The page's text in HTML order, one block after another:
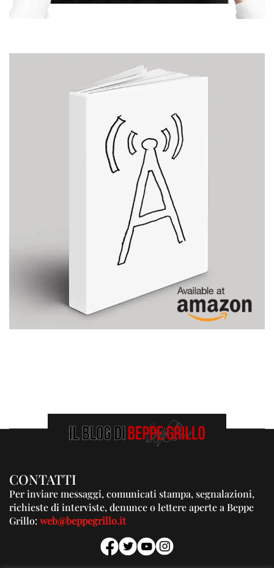
CONTATTI
Per inviare messaggi, comunicati stampa, segnalazioni,
richieste di interviste, denunce o lettere aperte a Beppe
Grillo:web@beppegrillo.it